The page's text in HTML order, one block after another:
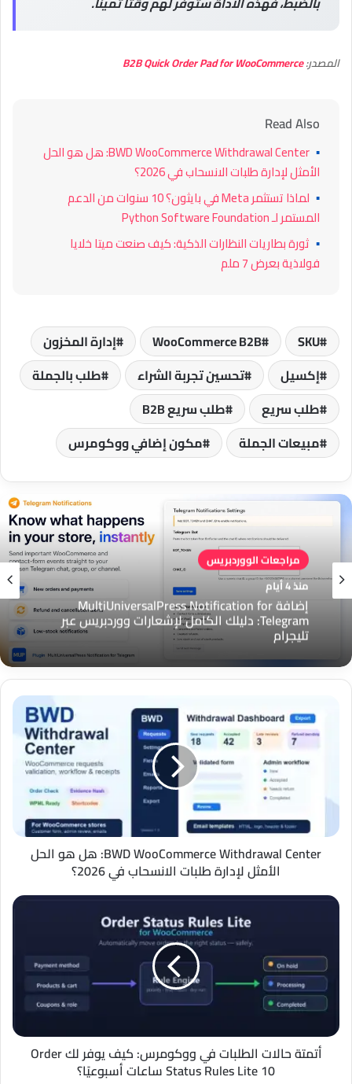
المصدر:B2B Quick Order Pad for WooCommerce
Read Also
▪
BWD WooCommerce Withdrawal Center: هل هو الحل
الأمثل لإدارة طلبات الانسحاب في 2026؟
▪
لماذا تستثمر Meta في بايثون؟ 10 سنوات من الدعم
المستمر لـ Python Software Foundation
▪ ثورة بطاريات النظارات الذكية: كيف صنعت ميتا خلايا
فولاذية بعرض 7 ملم
SKU
WooCommerce B2B
إدارة المخزون
إكسيل
تحسين تجربة الشراء
طلب بالجملة
طلب سريع
طلب سريع B2B
مبيعات الجملة
مكون إضافي ووكومرس
مراجعات الووردبريس
منذ 4 أيام
إضافة MultiUniversalPress Notification for
Telegram: دليلك الكامل لإشعارات ووردبريس عبر
تليجرام
مراجعات الووردبريس
منذ 4 أيام
إضافة MultiUniversalPress Floating Support
لووردبريس: زر دعم عائم لتواصل أسرع مع العملاء
WooCommerce
Withdrawal
Center:
الحل
لإدارة
طلبات
2026؟
BWD WooCommerce Withdrawal Center: هل هو الحل
الأمثل لإدارة طلبات الانسحاب في 2026؟
أتمتة
ووكومرس:
كيف
يوفر
Order
Status
أتمتة حالات الطلبات في ووكومرس: كيف يوفر لك Order
Status Rules Lite 10 ساعات أسبوعيًا؟